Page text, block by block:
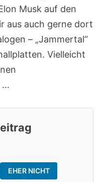
Musk auf den
aus auch gerne dort
– „Jammertal“
Vielleicht
…
EHER NICHT